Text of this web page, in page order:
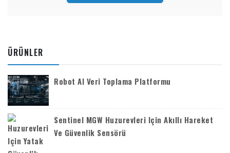
ÜRÜNLER
Robot AI Veri Toplama Platformu
Sentinel MGW Huzurevleri Için Akıllı Hareket
Ve Güvenlik Sensörü